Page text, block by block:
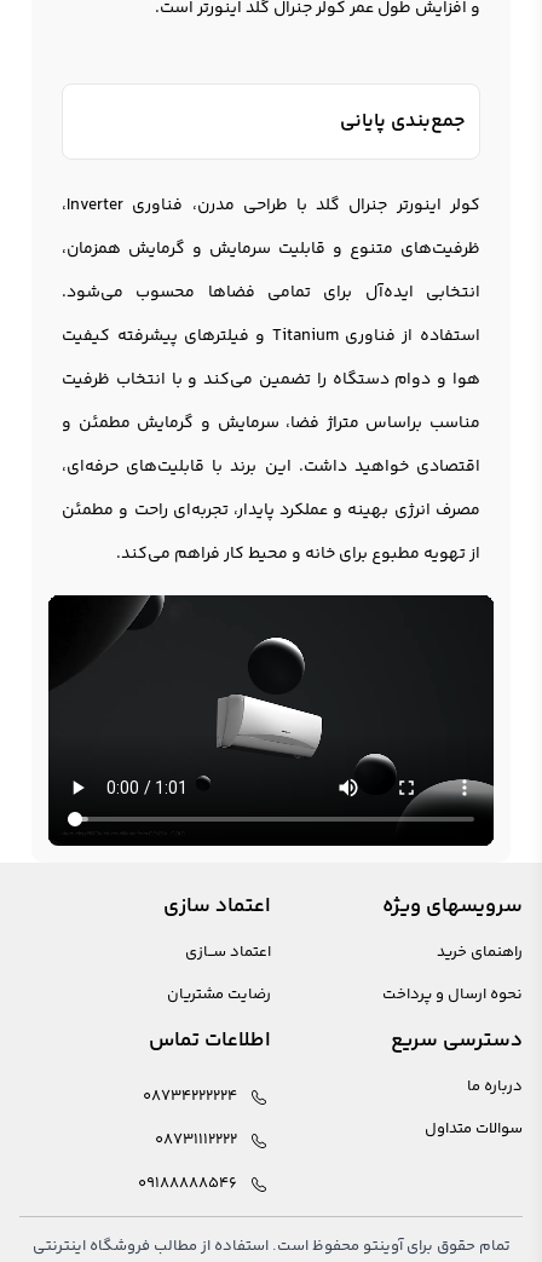
و افزایش طول عمر کولر جنرال گلد اینورتر است.
جمع‌بندی پایانی
کولر اینورتر جنرال گلد با طراحی مدرن، فناوری Inverter،
ظرفیت‌های متنوع و قابلیت سرمایش و گرمایش همزمان،
انتخابی ایده‌آل برای تمامی فضاها محسوب می‌شود.
استفاده از فناوری Titanium و فیلترهای پیشرفته کیفیت
هوا و دوام دستگاه را تضمین می‌کند و با انتخاب ظرفیت
مناسب براساس متراژ فضا، سرمایش و گرمایش مطمئن و
اقتصادی خواهید داشت. این برند با قابلیت‌های حرفه‌ای،
مصرف انرژی بهینه و عملکرد پایدار، تجربه‌ای راحت و مطمئن
از تهویه مطبوع برای خانه و محیط کار فراهم می‌کند.
سرویسهای ویژه
راهنمای خرید
نحوه ارسال و پرداخت
اعتماد سازی
اعتماد ســازی
رضایت مشتریان
دسترسی سریع
درباره ما
سوالات متداول
اطلاعات تماس
08734222224
08731112222
09188888546
تمام حقوق برای آوینتو محفوظ است. استفاده از مطالب فروشگاه اینترنتی